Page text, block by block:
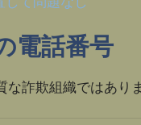
電話番号
詐欺組織ではありま